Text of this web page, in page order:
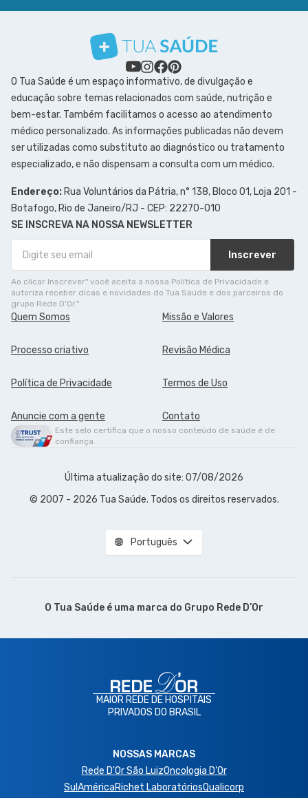
O Tua Saúde é um espaço informativo, de divulgação e
educação sobre temas relacionados com saúde, nutrição e
bem-estar. Também facilitamos o acesso ao atendimento
médico personalizado. As informações publicadas não devem
ser utilizadas como substituto ao diagnóstico ou tratamento
especializado, e não dispensam a consulta com um médico.
Endereço: Rua Voluntários da Pátria, n° 138, Bloco 01, Loja 201 -
Botafogo, Rio de Janeiro/RJ - CEP: 22270-010
SE INSCREVA NA NOSSA NEWSLETTER
Inscrever
Ao clicar Inscrever" você aceita a nossa Política de Privacidade e
autoriza receber dicas e novidades do Tua Saúde e dos parceiros do
grupo Rede D'Or."
Quem Somos Missão e Valores
Processo criativo Revisão Médica
Política de Privacidade Termos de Uso
Anuncie com a gente Contato
Este selo certifica que o nosso conteúdo de saúde é de
confiança.
Última atualização do site: 07/08/2026
© 2007 - 2026 Tua Saúde. Todos os direitos reservados.
Português
O Tua Saúde é uma marca do Grupo Rede D’Or
MAIOR REDE DE HOSPITAIS
PRIVADOS DO BRASIL
NOSSAS MARCAS
Rede D'Or São LuizOncologia D’Or
SulAméricaRichet LaboratóriosQualicorp